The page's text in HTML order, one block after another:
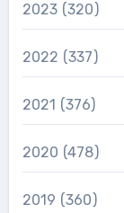
2023 (320)
2022 (337)
2021 (376)
2020 (478)
2019 (360)